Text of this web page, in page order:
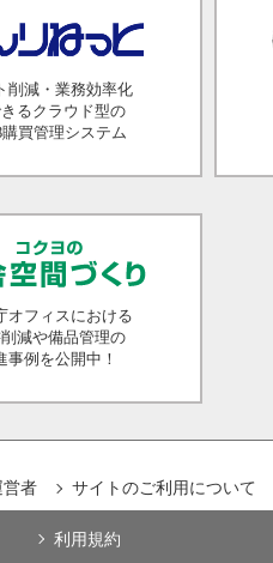
削減・業務効率化
るクラウド型の
購買管理システム
オフィスにおける
減や備品管理の
事例を公開中！
営者 サイトのご利用について
利用規約